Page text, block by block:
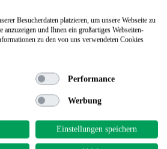
Besucherdaten platzieren, um unsere Webseite zu
anzuzeigen und Ihnen ein großartiges Webseiten-
zu den von uns verwendeten Cookies
Performance
Werbung
Einstellungen speichern